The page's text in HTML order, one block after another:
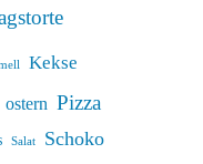
Kekse
ostern Pizza
Salat Schoko